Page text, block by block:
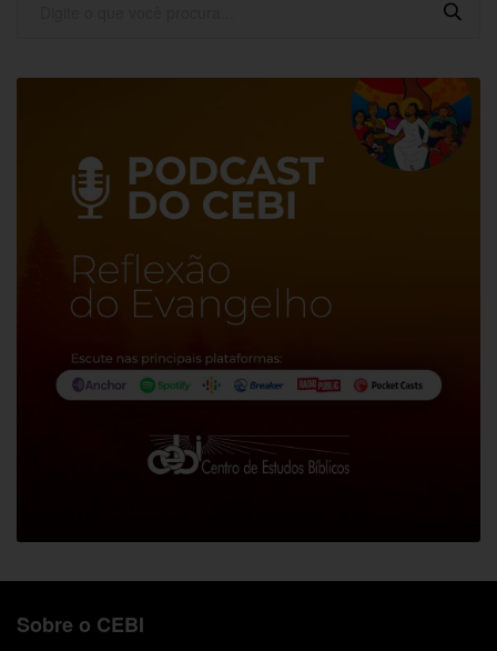
Sobre o CEBI